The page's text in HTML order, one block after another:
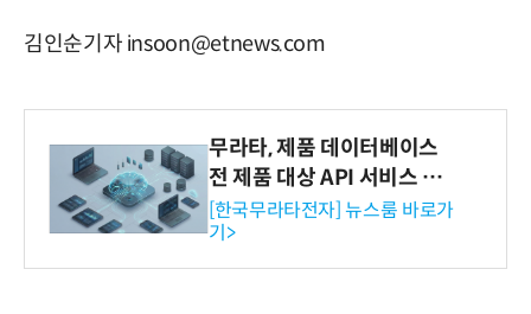
김인순기자 insoon@etnews.com
무라타, 제품 데이터베이스
전 제품 대상 API 서비스 제
공…73개 제품 카테고리로
확대
[한국무라타전자] 뉴스룸 바로가
기>